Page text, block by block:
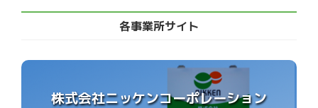
各事業所サイト
株式会社ニッケンコーポレーション